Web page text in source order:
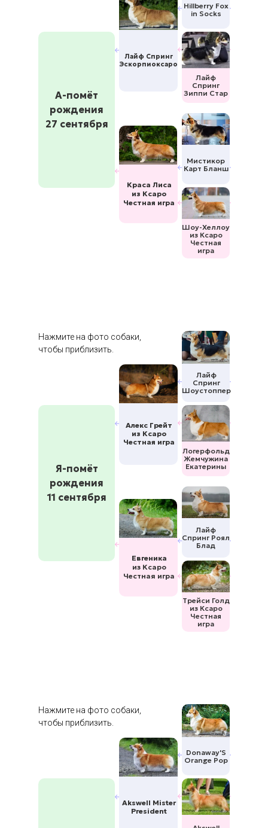
Лайф Спринг
Эскорпиоксаро
Краса Лиса
из Ксаро
Честная игра
Шоу-Хеллоу
из Ксаро
Честная
игра
Мистикор
Карт Бланш
Лайф
Спринг
Зиппи Стар
Hillberry Fox
in Socks
А-помёт
рождения
27 сентября
Алекс Грейт
из Ксаро
Честная игра
Евгеника
из Ксаро
Честная игра
Трейси Голд
из Ксаро
Честная
игра
Лайф
Спринг Роял
Блад
Логерфольд
Жемчужина
Екатерины
Лайф
Спринг
Шоустоппер
Я-помёт
рождения
11 сентября
Нажмите на фото собаки,
чтобы приблизить.
Akswell Mister
President
Donaway'S
Orange Pop
Нажмите на фото собаки,
чтобы приблизить.